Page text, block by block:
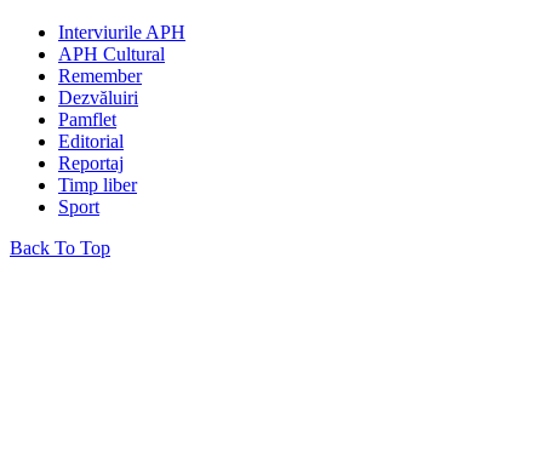
Interviurile APH
APH Cultural
Remember
Dezvăluiri
Pamflet
Editorial
Reportaj
Timp liber
Sport
Back To Top